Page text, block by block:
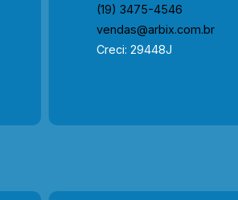
(19) 3475-4546
vendas@arbix.com.br
Creci: 29448J